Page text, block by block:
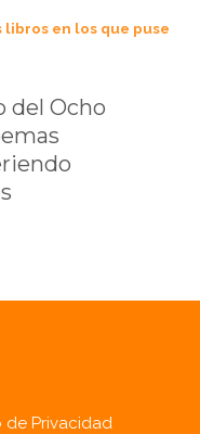
en los que puse
del Ocho
de Privacidad